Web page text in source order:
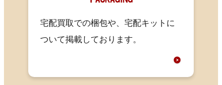
宅配買取での梱包や、宅配キットに
ついて掲載しております。